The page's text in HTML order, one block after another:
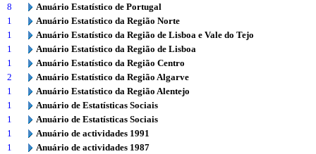
8
Anuário Estatístico de Portugal
1
Anuário Estatístico da Região Norte
1
Anuário Estatístico da Região de Lisboa e Vale do Tejo
1
Anuário Estatístico da Região de Lisboa
1
Anuário Estatístico da Região Centro
2
Anuário Estatístico da Região Algarve
1
Anuário Estatístico da Região Alentejo
1
Anuário de Estatísticas Sociais
1
Anuário de Estatísticas Sociais
1
Anuário de actividades 1991
1
Anuário de actividades 1987